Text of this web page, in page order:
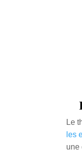
Le
les
une